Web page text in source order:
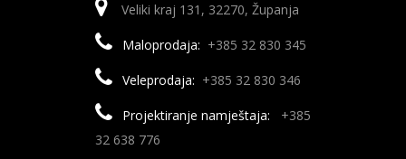
Veliki kraj 131, 32270, Županja
Maloprodaja: +385 32 830 345
Veleprodaja: +385 32 830 346
Projektiranje namještaja:
+385
32 638 776